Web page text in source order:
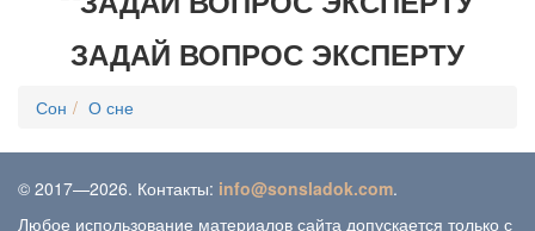
ЗАДАЙ ВОПРОС ЭКСПЕРТУ
Сон О сне
© 2017—2026. Контакты: info@sonsladok.com.
Любое использование материалов сайта допускается только с